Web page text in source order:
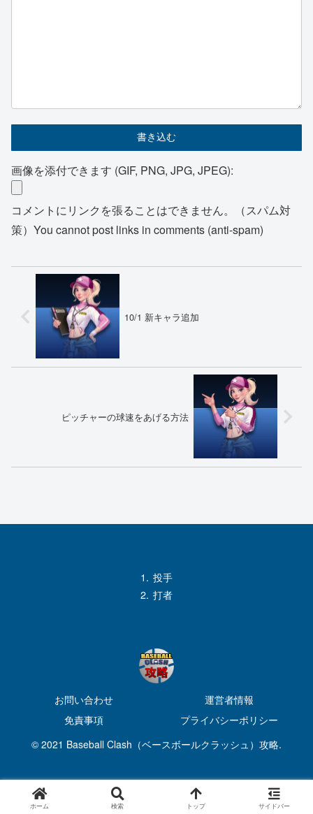
画像を添付できます (GIF, PNG, JPG, JPEG):
コメントにリンクを張ることはできません。（スパム対
策）You cannot post links in comments (anti-spam)
10/1 新キャラ追加
ピッチャーの球速をあげる方法
投手
打者
お問い合わせ
運営者情報
免責事項
プライバシーポリシー
© 2021 Baseball Clash（ベースボールクラッシュ）攻略.
ホーム 検索 トップ サイドバー